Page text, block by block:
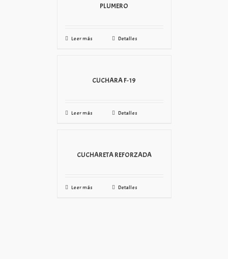
PLUMERO
Leer más Detalles
CUCHARA F-19
Leer más Detalles
CUCHARETA REFORZADA
Leer más Detalles